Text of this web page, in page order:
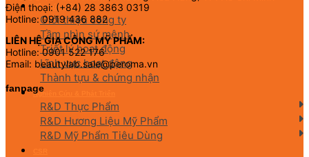
Về chúng tôi
Giới thiệu công ty
Tầm nhìn sứ mệnh
Triết lý hoạt động
Lĩnh vực hoạt động
Thành tựu & chứng nhận
Nghiên Cứu & Phát Triển
R&D Thực Phẩm
R&D Hương Liệu Mỹ Phẩm
R&D Mỹ Phẩm Tiêu Dùng
Điện thoại: (+84) 28 3863 0319
Hotline: 0919 436 882
LIÊN HỆ GIA CÔNG MỸ PHẨM:
Hotline: 0901 522 176
Email: beautylab.sale@peroma.vn
fanpage